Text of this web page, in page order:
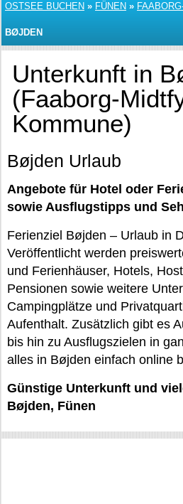
OSTSEE BUCHEN » FÜNEN »
BØJDEN
Unterkunft in
(Faaborg-
Kommune)
Bøjden Urlaub
Angebote für Hotel oder
sowie Ausflugstipps und
Ferienziel Bøjden – Urlaub in
Veröffentlicht werden
und Ferienhäuser, Hotels,
Pensionen sowie weitere
Campingplätze und
Aufenthalt. Zusätzlich gibt es
bis hin zu Ausflugszielen in
alles in Bøjden einfach online
Günstige Unterkunft und
Bøjden, Fünen